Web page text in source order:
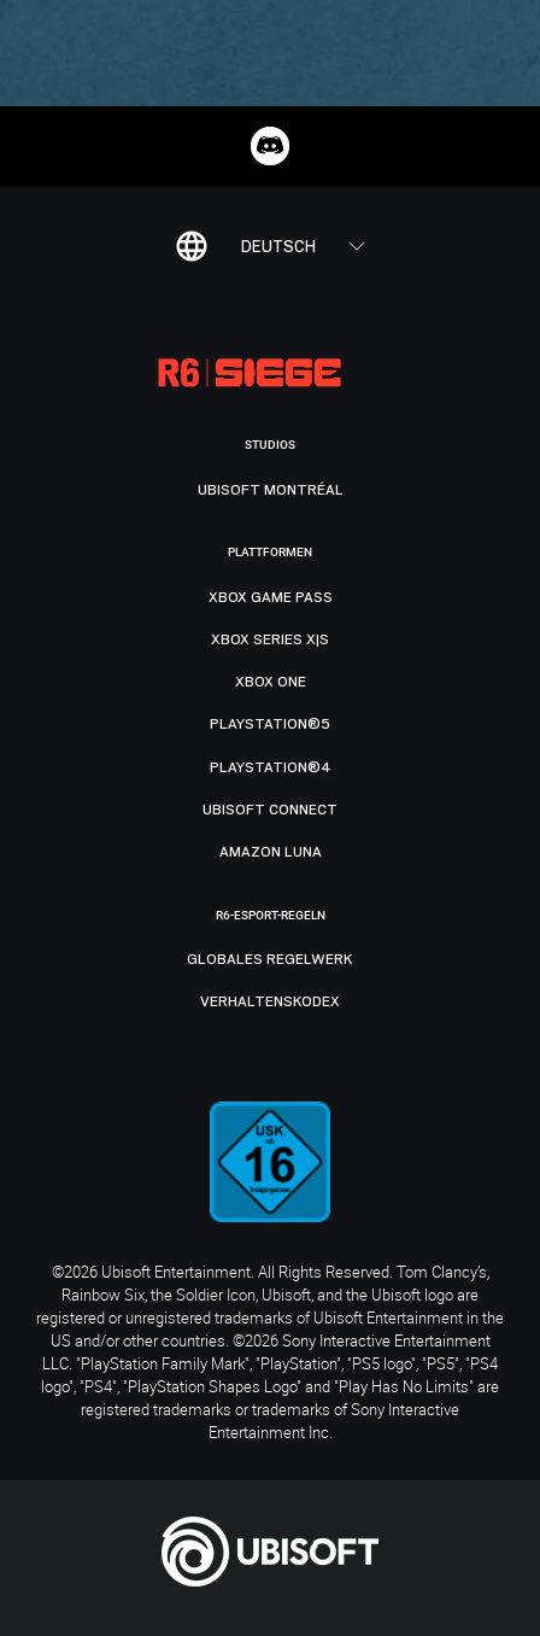
DEUTSCH
STUDIOS
UBISOFT MONTRÉAL
PLATTFORMEN
XBOX GAME PASS
XBOX SERIES X|S
XBOX ONE
PLAYSTATION®5
PLAYSTATION®4
UBISOFT CONNECT
AMAZON LUNA
R6-ESPORT-REGELN
GLOBALES REGELWERK
VERHALTENSKODEX
©2026 Ubisoft Entertainment. All Rights Reserved. Tom Clancy’s,
Rainbow Six, the Soldier Icon, Ubisoft, and the Ubisoft logo are
registered or unregistered trademarks of Ubisoft Entertainment in the
US and/or other countries. ©2026 Sony Interactive Entertainment
LLC. "PlayStation Family Mark", "PlayStation", "PS5 logo", "PS5", "PS4
logo", "PS4", "PlayStation Shapes Logo" and "Play Has No Limits" are
registered trademarks or trademarks of Sony Interactive
Entertainment Inc.